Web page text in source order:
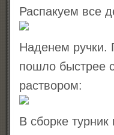
Распакуем все
Наденем ручки.
пошло быстрее
раствором:
В сборке